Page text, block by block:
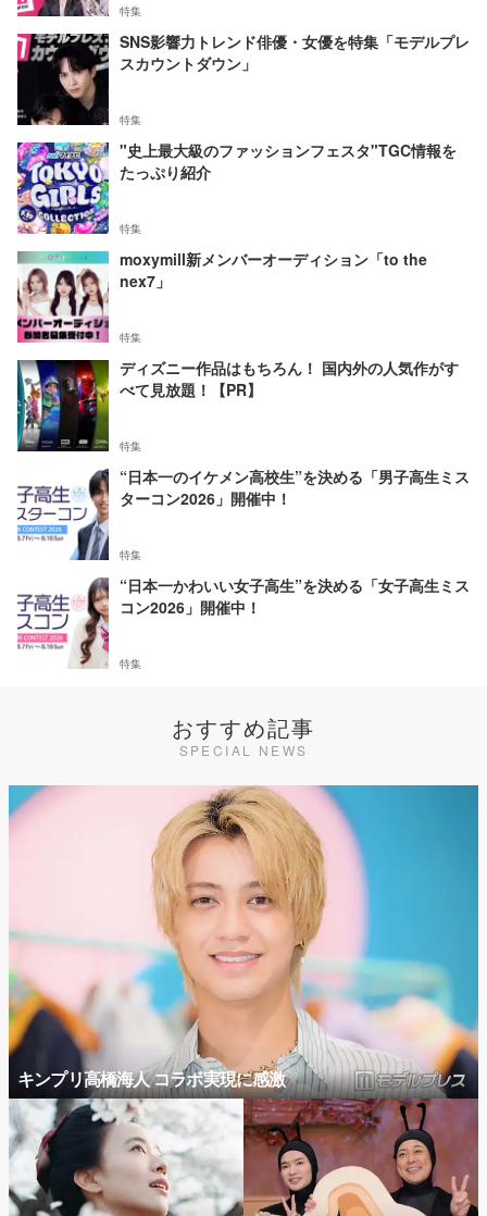
特集
SNS影響力トレンド俳優・女優を特集「モデルプレ
スカウントダウン」
特集
"史上最大級のファッションフェスタ"TGC情報を
たっぷり紹介
特集
moxymill新メンバーオーディション「to the
nex7」
特集
ディズニー作品はもちろん！ 国内外の人気作がす
べて見放題！【PR】
特集
“日本一のイケメン高校生”を決める「男子高生ミス
ターコン2026」開催中！
特集
“日本一かわいい女子高生”を決める「女子高生ミス
コン2026」開催中！
特集
おすすめ記事
SPECIAL NEWS
キンプリ高橋海人 コラボ実現に感激